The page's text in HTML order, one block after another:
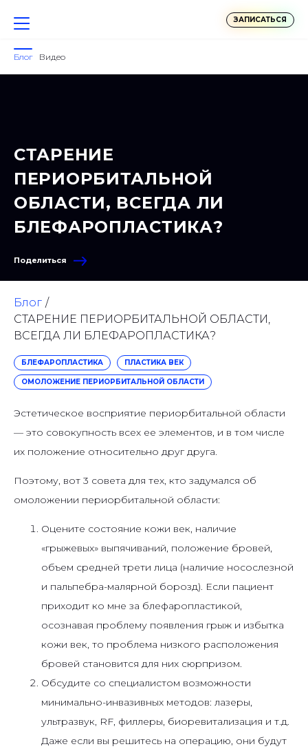
ЗАПИСАТЬСЯ
Блог Видео
СТАРЕНИЕ
ПЕРИОРБИТАЛЬНОЙ
ОБЛАСТИ, ВСЕГДА ЛИ
БЛЕФАРОПЛАСТИКА?
Поделиться
Блог
СТАРЕНИЕ ПЕРИОРБИТАЛЬНОЙ ОБЛАСТИ,
ВСЕГДА ЛИ БЛЕФАРОПЛАСТИКА?
БЛЕФАРОПЛАСТИКА ПЛАСТИКА ВЕК
ОМОЛОЖЕНИЕ ПЕРИОРБИТАЛЬНОЙ ОБЛАСТИ
Эстетическое восприятие периорбитальной области
— это совокупность всех ее элементов, и в том числе
их положение относительно друг друга.
Поэтому, вот 3 совета для тех, кто задумался об
омоложении периорбитальной области:
Оцените состояние кожи век, наличие
«грыжевых» выпячиваний, положение бровей,
объем средней трети лица (наличие носослезной
и пальпебра-малярной борозд). Если пациент
приходит ко мне за блефаропластикой,
осознавая проблему появления грыж и избытка
кожи век, то проблема низкого расположения
бровей становится для них сюрпризом.
Обсудите со специалистом возможности
минимально-инвазивных методов: лазеры,
ультразвук, RF, филлеры, биоревитализация и т.д.
Даже если вы решитесь на операцию, они будут